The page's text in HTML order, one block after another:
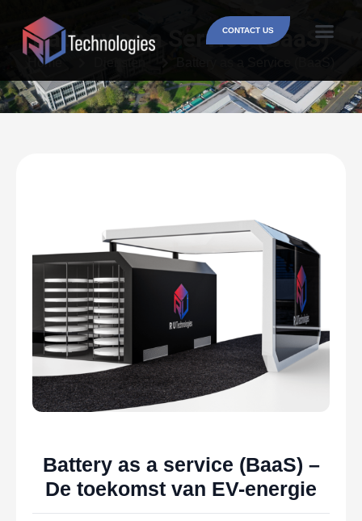
CONTACT US
Battery as a Service (BaaS)
Home
Battery as a service (BaaS) –
De toekomst van EV-energie